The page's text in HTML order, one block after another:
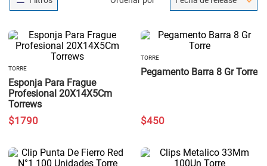
TORRE
Esponja Para Frague
Profesional 20X14X5Cm
Torrews
$1790
TORRE
Pegamento Barra 8 Gr Torre
$450